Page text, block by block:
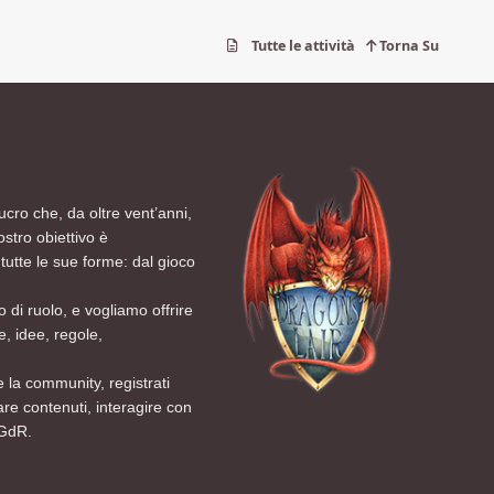
Tutte le attività Torna Su
che, da oltre vent’anni,
obiettivo è
le sue forme: dal gioco
di ruolo, e vogliamo offrire
idee, regole,
la community, registrati
contenuti, interagire con